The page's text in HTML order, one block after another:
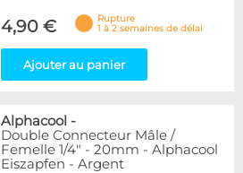
4,90 €
Rupture
1 à 2 semaines de délai
Ajouter au panier
Alphacool -
Double Connecteur Mâle /
Femelle 1/4" - 20mm - Alphacool
Eiszapfen - Argent